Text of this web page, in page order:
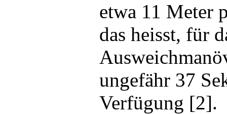
etwa 11 Meter
das heisst, für
ungefähr 37
Verfügung [2].